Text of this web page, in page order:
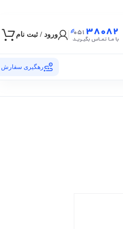
ورود / ثبت نام
رهگیری سفارش